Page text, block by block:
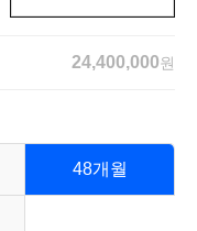
24,400,000원
48개월